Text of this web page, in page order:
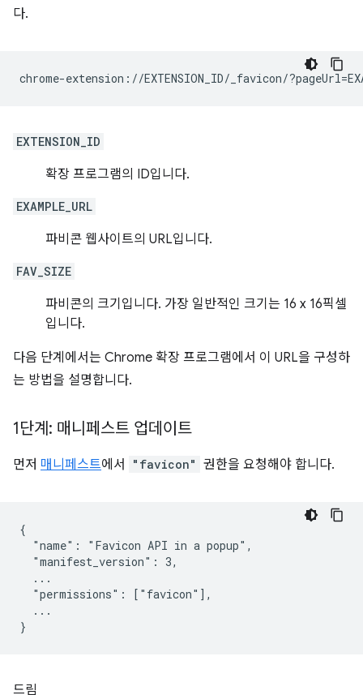
다.
EXTENSION_ID
확장 프로그램의 ID입니다.
EXAMPLE_URL
파비콘 웹사이트의 URL입니다.
FAV_SIZE
파비콘의 크기입니다. 가장 일반적인 크기는 16 x 16픽셀
입니다.
다음 단계에서는 Chrome 확장 프로그램에서 이 URL을 구성하
는 방법을 설명합니다.
1단계: 매니페스트 업데이트
먼저 매니페스트에서 "favicon" 권한을 요청해야 합니다.
{
  "name": "Favicon API in a popup",
  "manifest_version": 3,
  ...
  "permissions": ["favicon"],
  ...
드림